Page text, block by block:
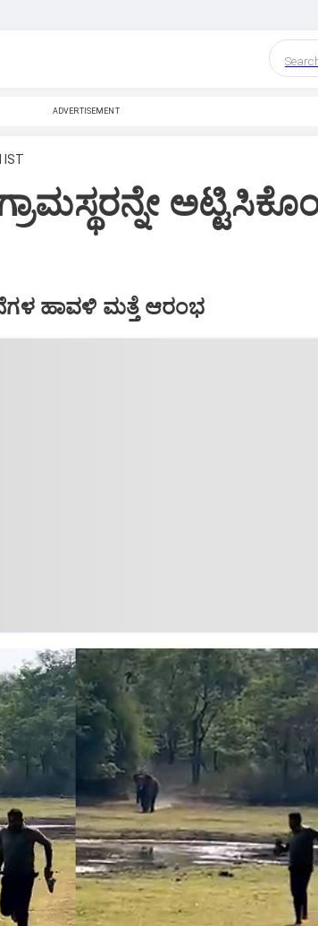
ADVERTISEMENT
IST
ಹಾವಳಿ ಮತ್ತೆ ಆರಂಭ